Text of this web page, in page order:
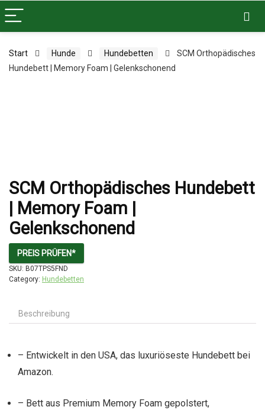
Start Hunde Hundebetten
SCM Orthopädisches
Hundebett | Memory Foam | Gelenkschonend
SCM Orthopädisches Hundebett
| Memory Foam |
Gelenkschonend
PREIS PRÜFEN*
SKU: B07TPS5FND
Category: Hundebetten
Beschreibung
– Entwickelt in den USA, das luxuriöseste Hundebett bei
Amazon.
– Bett aus Premium Memory Foam gepolstert,